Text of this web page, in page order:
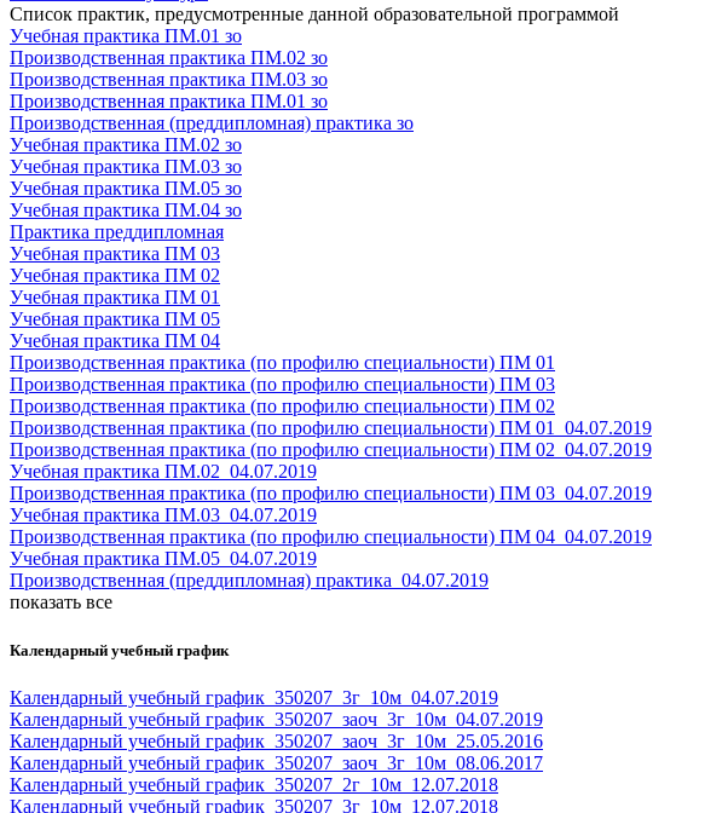
Список практик, предусмотренные данной образовательной программой
Учебная практика ПМ.01 зо
Производственная практика ПМ.02 зо
Производственная практика ПМ.03 зо
Производственная практика ПМ.01 зо
Производственная (преддипломная) практика зо
Учебная практика ПМ.02 зо
Учебная практика ПМ.03 зо
Учебная практика ПМ.05 зо
Учебная практика ПМ.04 зо
Практика преддипломная
Учебная практика ПМ 03
Учебная практика ПМ 02
Учебная практика ПМ 01
Учебная практика ПМ 05
Учебная практика ПМ 04
Производственная практика (по профилю специальности) ПМ 01
Производственная практика (по профилю специальности) ПМ 03
Производственная практика (по профилю специальности) ПМ 02
Производственная практика (по профилю специальности) ПМ 01_04.07.2019
Производственная практика (по профилю специальности) ПМ 02_04.07.2019
Учебная практика ПМ.02_04.07.2019
Производственная практика (по профилю специальности) ПМ 03_04.07.2019
Учебная практика ПМ.03_04.07.2019
Производственная практика (по профилю специальности) ПМ 04_04.07.2019
Учебная практика ПМ.05_04.07.2019
Производственная (преддипломная) практика_04.07.2019
показать все
Календарный учебный график
Календарный учебный график_350207_3г_10м_04.07.2019
Календарный учебный график_350207_заоч_3г_10м_04.07.2019
Календарный учебный график_350207_заоч_3г_10м_25.05.2016
Календарный учебный график_350207_заоч_3г_10м_08.06.2017
Календарный учебный график_350207_2г_10м_12.07.2018
Календарный учебный график_350207_3г_10м_12.07.2018